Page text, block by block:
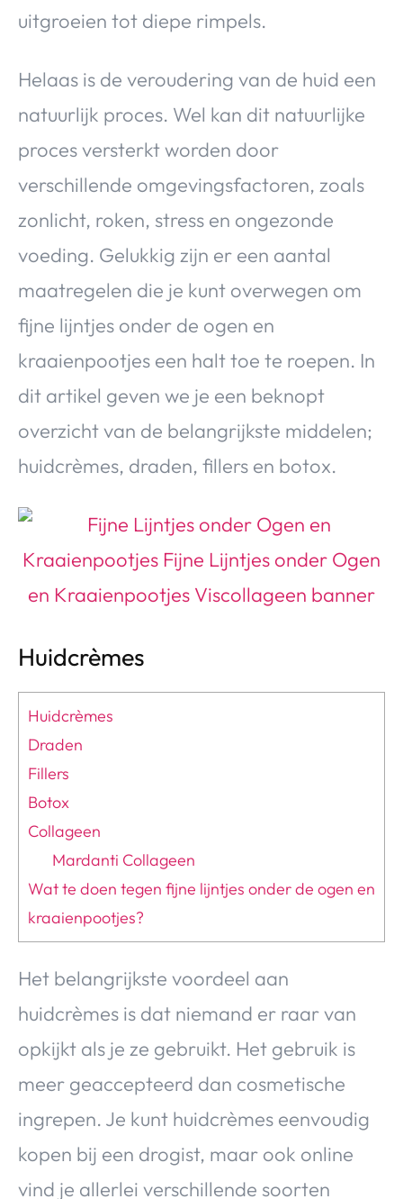
uitgroeien tot diepe rimpels.
Helaas is de veroudering van de huid een
natuurlijk proces. Wel kan dit natuurlijke
proces versterkt worden door
verschillende omgevingsfactoren, zoals
zonlicht, roken, stress en ongezonde
voeding. Gelukkig zijn er een aantal
maatregelen die je kunt overwegen om
fijne lijntjes onder de ogen en
kraaienpootjes een halt toe te roepen. In
dit artikel geven we je een beknopt
overzicht van de belangrijkste middelen;
huidcrèmes, draden, fillers en botox.
Huidcrèmes
Huidcrèmes
Draden
Fillers
Botox
Collageen
Mardanti Collageen
Wat te doen tegen fijne lijntjes onder de ogen en
kraaienpootjes?
Het belangrijkste voordeel aan
huidcrèmes is dat niemand er raar van
opkijkt als je ze gebruikt. Het gebruik is
meer geaccepteerd dan cosmetische
ingrepen. Je kunt huidcrèmes eenvoudig
kopen bij een drogist, maar ook online
vind je allerlei verschillende soorten